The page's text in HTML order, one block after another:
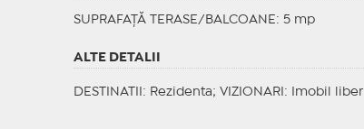
SUPRAFAȚĂ TERASE/BALCOANE: 5 mp
ALTE DETALII
DESTINATII : Rezidenta; VIZIONARI : Imobil liber